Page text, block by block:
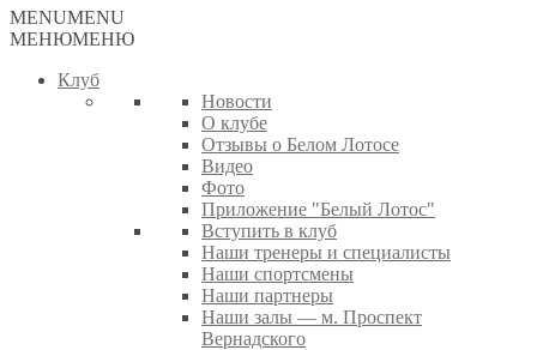
MENUMENU
МЕНЮМЕНЮ
Клуб
Новости
О клубе
Отзывы о Белом Лотосе
Видео
Фото
Приложение "Белый Лотос"
Вступить в клуб
Наши тренеры и специалисты
Наши спортсмены
Наши партнеры
Наши залы — м. Проспект
Вернадского